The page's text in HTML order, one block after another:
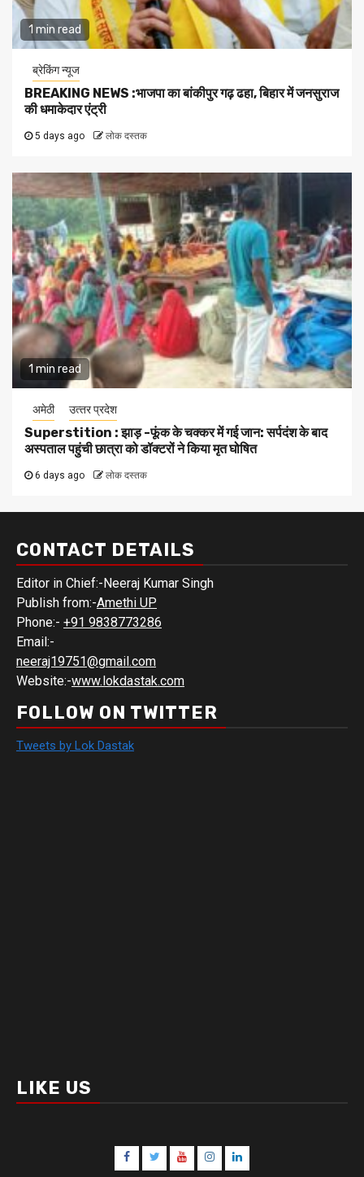
1 min read
ब्रेकिंग न्यूज
BREAKING NEWS :भाजपा का बांकीपुर गढ़ ढहा, बिहार में जनसुराज
की धमाकेदार एंट्री
5 days ago लोक दस्तक
1 min read
अमेठी उत्‍तर प्रदेश
Superstition : झाड़ -फूंक के चक्कर में गई जान: सर्पदंश के बाद
अस्पताल पहुंची छात्रा को डॉक्टरों ने किया मृत घोषित
6 days ago लोक दस्तक
CONTACT DETAILS
Editor in Chief:-Neeraj Kumar Singh
Publish from:-Amethi UP
Phone:- +91 9838773286
Email:-
neeraj19751@gmail.com
Website:-www.lokdastak.com
FOLLOW ON TWITTER
Tweets by Lok Dastak
LIKE US
Facebook
TwitterYoutubeInstagramLinkedIn